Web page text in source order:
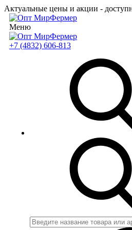
Актуальные цены и акции -
Меню
+7 (4832) 606-813